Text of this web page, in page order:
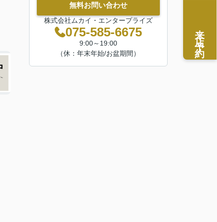
無料お問い合わせ
株式会社ムカイ・エンタープライズ
075-585-6675
9:00～19:00
（休：年末年始/お盆期間）
来店予約